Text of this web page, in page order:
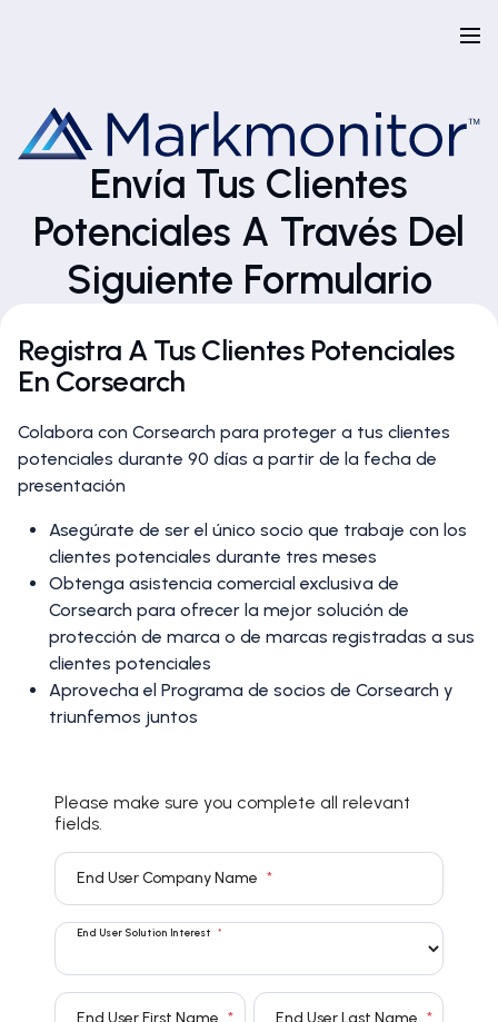
Envía Tus Clientes
Potenciales A Través Del
Siguiente Formulario
Registra A Tus Clientes Potenciales
En Corsearch
Colabora con Corsearch para proteger a tus clientes
potenciales durante 90 días a partir de la fecha de
presentación
Asegúrate de ser el único socio que trabaje con los
clientes potenciales durante tres meses
Obtenga asistencia comercial exclusiva de
Corsearch para ofrecer la mejor solución de
protección de marca o de marcas registradas a sus
clientes potenciales
Aprovecha el Programa de socios de Corsearch y
triunfemos juntos